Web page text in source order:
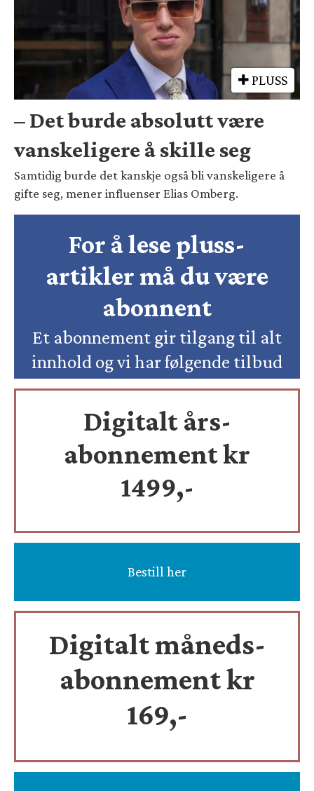
PLUSS
– Det burde absolutt være
vanskeligere å skille seg
Samtidig burde det kanskje også bli vanskeligere å
gifte seg, mener influenser Elias Omberg.
For å lese pluss-
artikler må du være
abonnent
Et abonnement gir tilgang til alt
innhold og vi har følgende tilbud
Digitalt års-
abonnement kr
1499,-
Bestill her
Digitalt måneds-
abonnement kr
169,-